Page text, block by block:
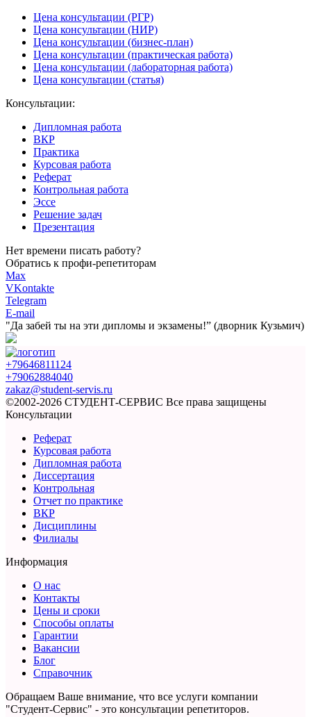
Цена консультации (РГР)
Цена консультации (НИР)
Цена консультации (бизнес-план)
Цена консультации (практическая работа)
Цена консультации (лабораторная работа)
Цена консультации (статья)
Консультации:
Дипломная работа
ВКР
Практика
Курсовая работа
Реферат
Контрольная работа
Эссе
Решение задач
Презентация
Нет времени писать работу?
Обратись к профи-репетиторам
Max
VKontakte
Telegram
E-mail
"Да забей ты на эти дипломы и экзамены!” (дворник Кузьмич)
+79646811124
+79062884040
zakaz@student-servis.ru
©2002-2026 СТУДЕНТ-СЕРВИС Все права защищены
Консультации
Реферат
Курсовая работа
Дипломная работа
Диссертация
Контрольная
Отчет по практике
ВКР
Дисциплины
Филиалы
Информация
О нас
Контакты
Цены и сроки
Способы оплаты
Гарантии
Вакансии
Блог
Справочник
Обращаем Ваше внимание, что все услуги компании
"Студент-Сервис" - это консультации репетиторов.